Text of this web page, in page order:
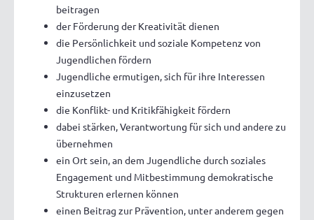
beitragen
der Förderung der Kreativität dienen
die Persönlichkeit und soziale Kompetenz von
Jugendlichen fördern
Jugendliche ermutigen, sich für ihre Interessen
einzusetzen
die Konflikt- und Kritikfähigkeit fördern
dabei stärken, Verantwortung für sich und andere zu
übernehmen
ein Ort sein, an dem Jugendliche durch soziales
Engagement und Mitbestimmung demokratische
Strukturen erlernen können
einen Beitrag zur Prävention, unter anderem gegen